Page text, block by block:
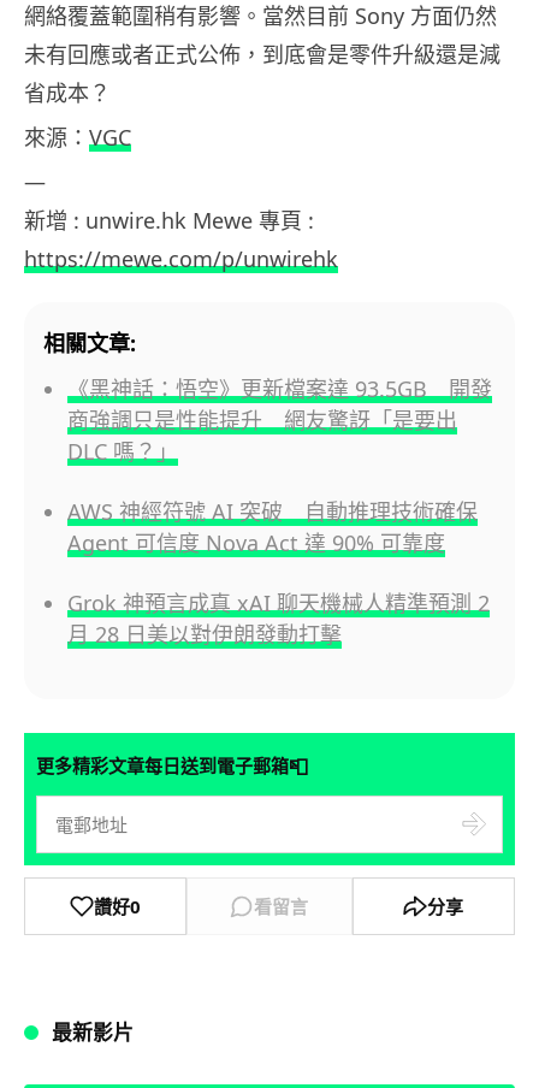
網絡覆蓋範圍稍有影響。當然目前 Sony 方面仍然
未有回應或者正式公佈，到底會是零件升級還是減
省成本？
來源： VGC
—
新增 : unwire.hk Mewe 專頁 :
https://mewe.com/p/unwirehk
相關文章:
《黑神話：悟空》更新檔案達 93.5GB 開發
商強調只是性能提升 網友驚訝「是要出
DLC 嗎？」
AWS 神經符號 AI 突破 自動推理技術確保
Agent 可信度 Nova Act 達 90% 可靠度
Grok 神預言成真 xAI 聊天機械人精準預測 2
月 28 日美以對伊朗發動打擊
更多精彩文章每日送到電子郵箱📮
讚好0 看留言 分享
最新影片